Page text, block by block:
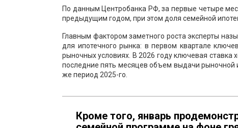
По данным Центробанка РФ, за первые четыре
предыдущим годом, при этом доля семейной
Главным фактором заметного роста эксперты
для ипотечного рынка: в первом квартале
рыночных условиях. В 2026 году ключевая ставка
последние пять месяцев объем выдачи рыночной
же период 2025-го.
Кроме того, январь